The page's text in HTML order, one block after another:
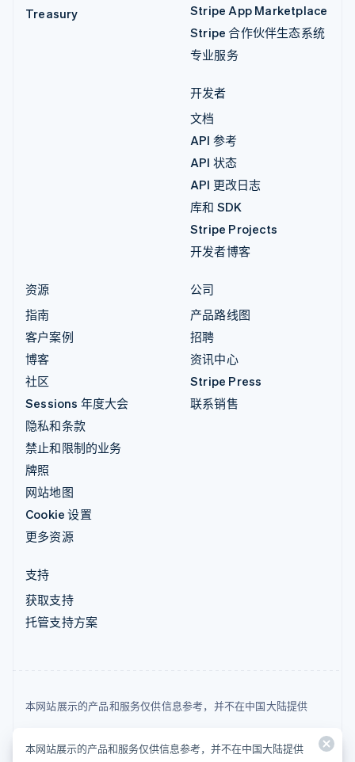
Treasury
Stripe App Marketplace
Stripe 合作伙伴生态系统
专业服务
开发者
文档
API 参考
API 状态
API 更改日志
库和 SDK
Stripe Projects
开发者博客
资源
指南
客户案例
博客
社区
Sessions 年度大会
隐私和条款
禁止和限制的业务
牌照
网站地图
Cookie 设置
更多资源
公司
产品路线图
招聘
资讯中心
Stripe Press
联系销售
支持
获取支持
托管支持方案
本网站展示的产品和服务仅供信息参考，并不在中国大陆提供
© 2026 Stripe, LLC
本网站展示的产品和服务仅供信息参考，并不在中国大陆提供